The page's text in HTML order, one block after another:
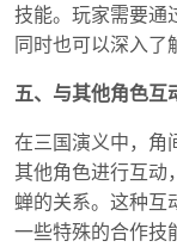
技能。玩家需要通
同时也可以深入了
五、与其他角色互
在三国演义中，角
其他角色进行互动
蝉的关系。这种互
一些特殊的合作技